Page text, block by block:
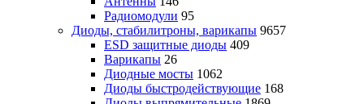
Радиомодули 95
Диоды, стабилитроны, варикапы 9657
ESD защитные диоды 409
Варикапы 26
Диодные мосты 1062
Диоды быстродействующие 168